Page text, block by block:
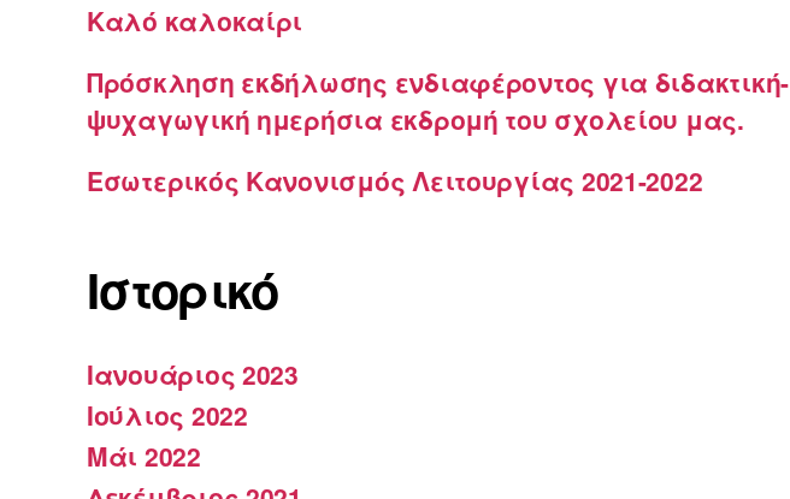
Καλό καλοκαίρι
Πρόσκληση εκδήλωσης ενδιαφέροντος για διδακτική-
ψυχαγωγική ημερήσια εκδρομή του σχολείου μας.
Εσωτερικός Κανονισμός Λειτουργίας 2021-2022
Ιστορικό
Ιανουάριος 2023
Ιούλιος 2022
Μάι 2022